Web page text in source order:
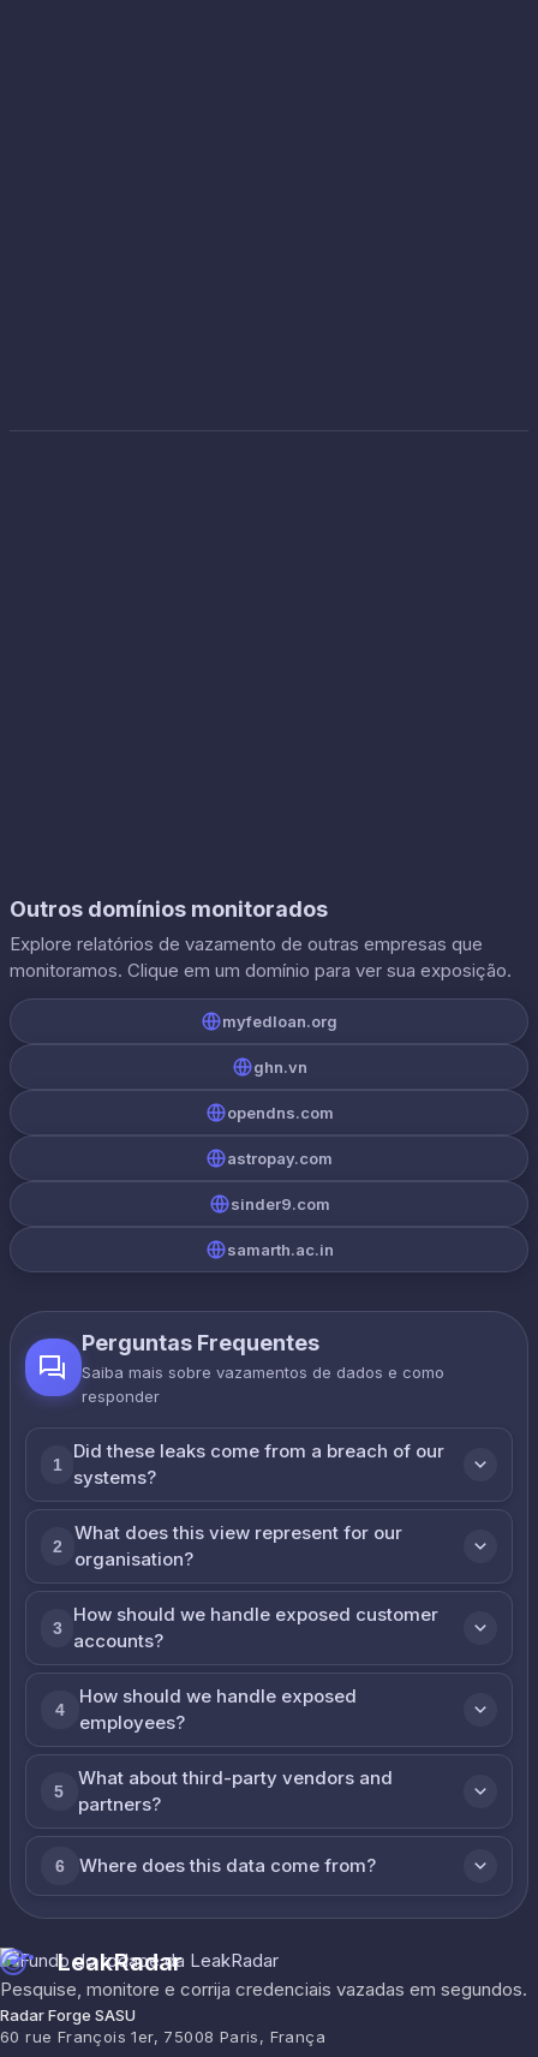
Outros domínios monitorados
Explore relatórios de vazamento de outras empresas que
monitoramos. Clique em um domínio para ver sua exposição.
myfedloan.org
ghn.vn
opendns.com
astropay.com
sinder9.com
samarth.ac.in
Perguntas Frequentes
Saiba mais sobre vazamentos de dados e como
responder
1
Did these leaks come from a breach of our
systems?
2
What does this view represent for our
organisation?
3
How should we handle exposed customer
accounts?
4
How should we handle exposed
employees?
5
What about third-party vendors and
partners?
6 Where does this data come from?
LeakRadar
Pesquise, monitore e corrija credenciais vazadas em segundos.
Radar Forge SASU
60 rue François 1er, 75008 Paris, França